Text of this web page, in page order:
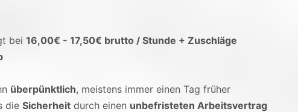
bei 16,00€ - 17,50€ brutto / Stunde + Zuschläge
überpünktlich, meistens immer einen Tag früher
die Sicherheit durch einen unbefristeten Arbeitsvertrag